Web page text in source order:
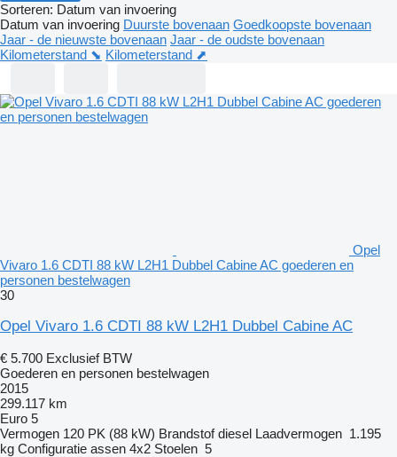
Sorteren: Datum van invoering
Datum van invoering Duurste bovenaan Goedkoopste bovenaan
Jaar - de nieuwste bovenaan Jaar - de oudste bovenaan
Kilometerstand ⬊ Kilometerstand ⬈
Opel
Vivaro 1.6 CDTI 88 kW L2H1 Dubbel Cabine AC goederen en
personen bestelwagen
30
Opel Vivaro 1.6 CDTI 88 kW L2H1 Dubbel Cabine AC
€ 5.700 Exclusief BTW
Goederen en personen bestelwagen
2015
299.117 km
Euro 5
Vermogen 120 PK (88 kW) Brandstof diesel Laadvermogen 1.195
kg Configuratie assen 4x2 Stoelen 5